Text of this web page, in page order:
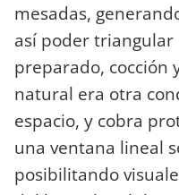
mesadas,
así poder triangular
preparado, cocción
natural era otra
espacio, y cobra
una ventana lineal
posibilitando